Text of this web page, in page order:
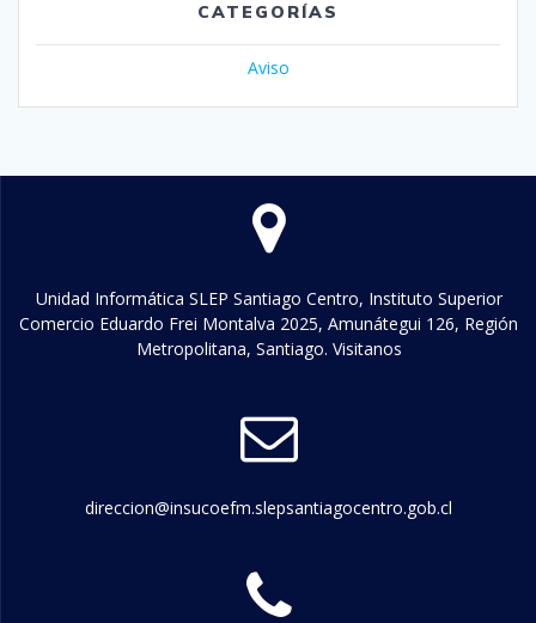
CATEGORÍAS
Aviso
Unidad Informática SLEP Santiago Centro, Instituto Superior
Comercio Eduardo Frei Montalva 2025, Amunátegui 126, Región
Metropolitana, Santiago. Visitanos
direccion@insucoefm.slepsantiagocentro.gob.cl